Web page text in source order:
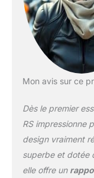
Mon avis sur ce
Dès le premier
RS impressionne
design vraiment
superbe et dotée
elle offre un